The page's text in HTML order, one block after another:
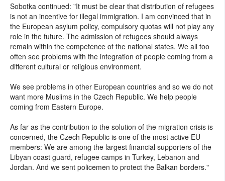
Sobotka continued: "It must be clear that distribution of refugees
is not an incentive for illegal immigration. I am convinced that in
the European asylum policy, compulsory quotas will not play any
role in the future. The admission of refugees should always
remain within the competence of the national states. We all too
often see problems with the integration of people coming from a
different cultural or religious environment.
We see problems in other European countries and so we do not
want more Muslims in the Czech Republic. We help people
coming from Eastern Europe.
As far as the contribution to the solution of the migration crisis is
concerned, the Czech Republic is one of the most active EU
members: We are among the largest financial supporters of the
Libyan coast guard, refugee camps in Turkey, Lebanon and
Jordan. And we sent policemen to protect the Balkan borders."